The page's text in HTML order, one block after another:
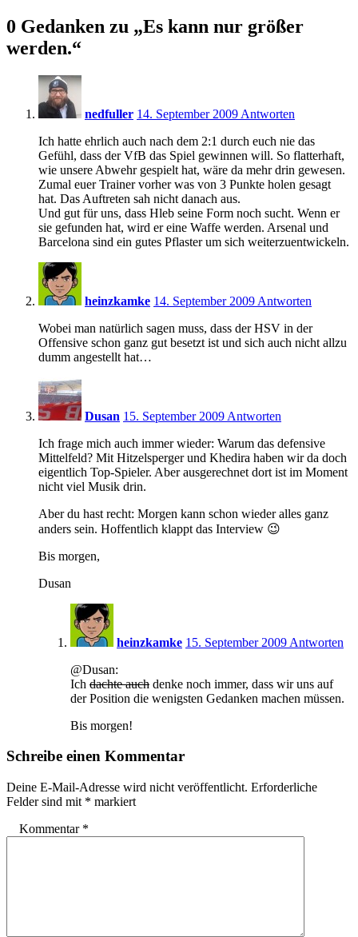
0 Gedanken zu „Es kann nur größer
werden.“
nedfuller 14. September 2009 Antworten
Ich hatte ehrlich auch nach dem 2:1 durch euch nie das
Gefühl, dass der VfB das Spiel gewinnen will. So flatterhaft,
wie unsere Abwehr gespielt hat, wäre da mehr drin gewesen.
Zumal euer Trainer vorher was von 3 Punkte holen gesagt
hat. Das Auftreten sah nicht danach aus.
Und gut für uns, dass Hleb seine Form noch sucht. Wenn er
sie gefunden hat, wird er eine Waffe werden. Arsenal und
Barcelona sind ein gutes Pflaster um sich weiterzuentwickeln.
heinzkamke 14. September 2009 Antworten
Wobei man natürlich sagen muss, dass der HSV in der
Offensive schon ganz gut besetzt ist und sich auch nicht allzu
dumm angestellt hat…
Dusan 15. September 2009 Antworten
Ich frage mich auch immer wieder: Warum das defensive
Mittelfeld? Mit Hitzelsperger und Khedira haben wir da doch
eigentlich Top-Spieler. Aber ausgerechnet dort ist im Moment
nicht viel Musik drin.
Aber du hast recht: Morgen kann schon wieder alles ganz
anders sein. Hoffentlich klappt das Interview 😉
Bis morgen,
Dusan
heinzkamke 15. September 2009 Antworten
@Dusan:
Ich dachte auch denke noch immer, dass wir uns auf
der Position die wenigsten Gedanken machen müssen.
Bis morgen!
Schreibe einen Kommentar
Deine E-Mail-Adresse wird nicht veröffentlicht. Erforderliche
Felder sind mit * markiert
Kommentar *